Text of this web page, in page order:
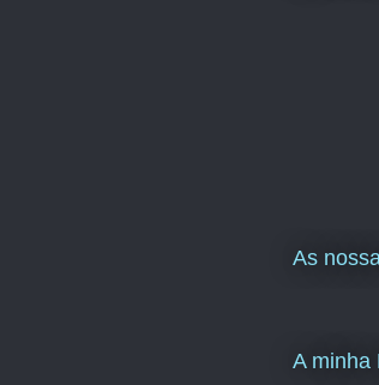
As
A minha